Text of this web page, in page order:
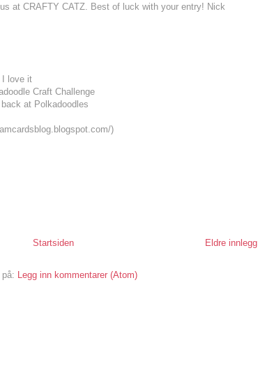
at CRAFTY CATZ. Best of luck with your entry! Nick
I love it
Craft Challenge
at Polkadoodles
)
Eldre innlegg
Startsiden
Legg inn kommentarer (Atom)